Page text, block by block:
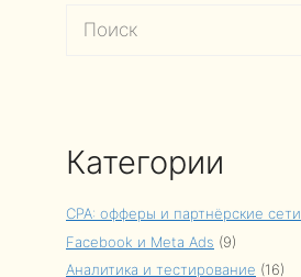
Поиск
Категории
CPA: офферы и партнёрские сети
Facebook и Meta Ads (9)
Аналитика и тестирование (16)